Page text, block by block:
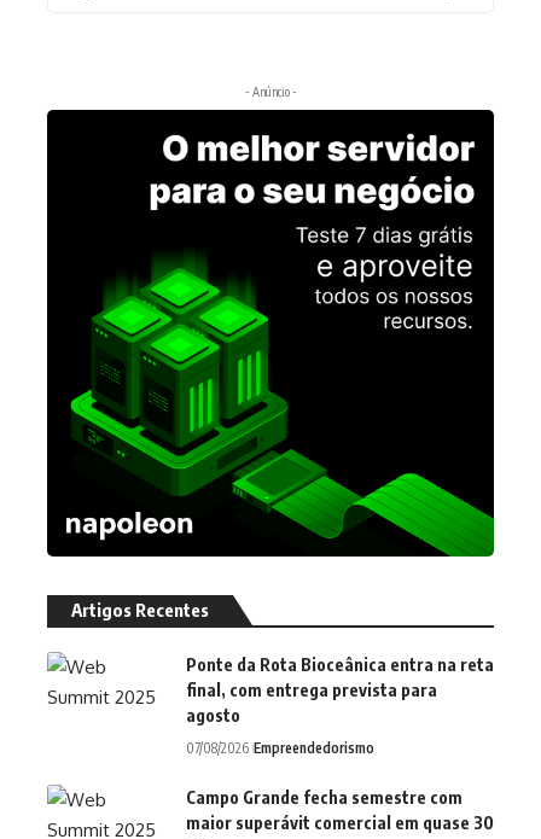
- Anúncio -
Artigos Recentes
Ponte da Rota Bioceânica entra na reta
final, com entrega prevista para
agosto
07/08/2026 Empreendedorismo
Campo Grande fecha semestre com
maior superávit comercial em quase 30